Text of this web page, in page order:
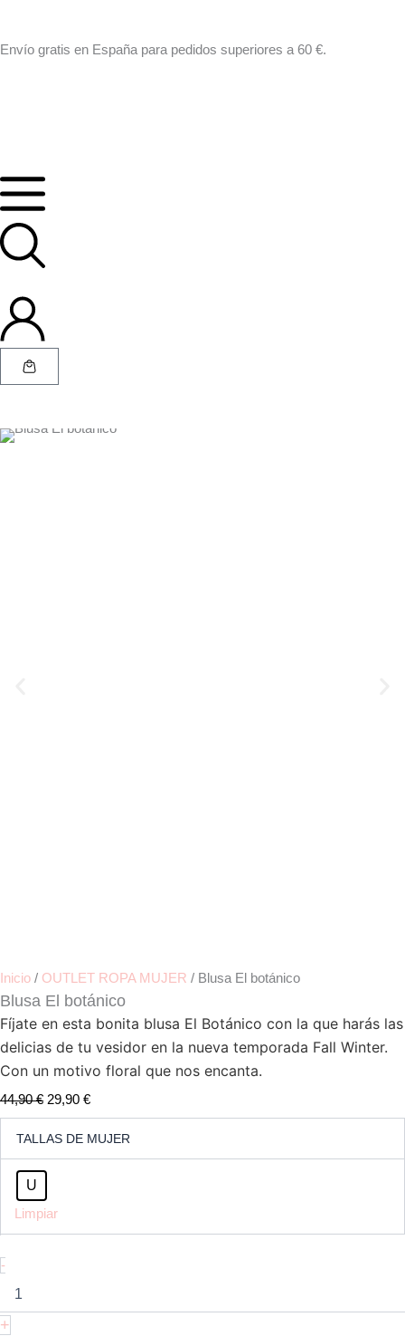
contenido
Envío gratis en España para pedidos superiores a 60 €.
Cart
Inicio / OUTLET ROPA MUJER / Blusa El botánico
Blusa El botánico
Fíjate en esta bonita blusa El Botánico con la que harás las
delicias de tu vesidor en la nueva temporada Fall Winter.
Con un motivo floral que nos encanta.
44,90€ 29,90 €
TALLAS DE MUJER
U
Limpiar
-
botánico
cantidad
+